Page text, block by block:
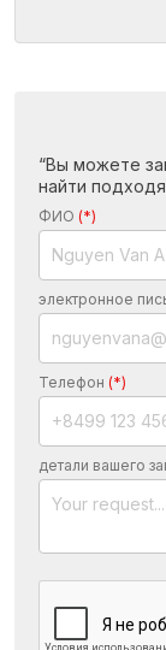
“Вы можете
найти
ФИО (*)
электронное
Телефон (*)
детали вашего